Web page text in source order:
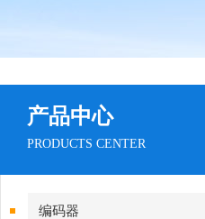
产品中心
PRODUCTS CENTER
编码器